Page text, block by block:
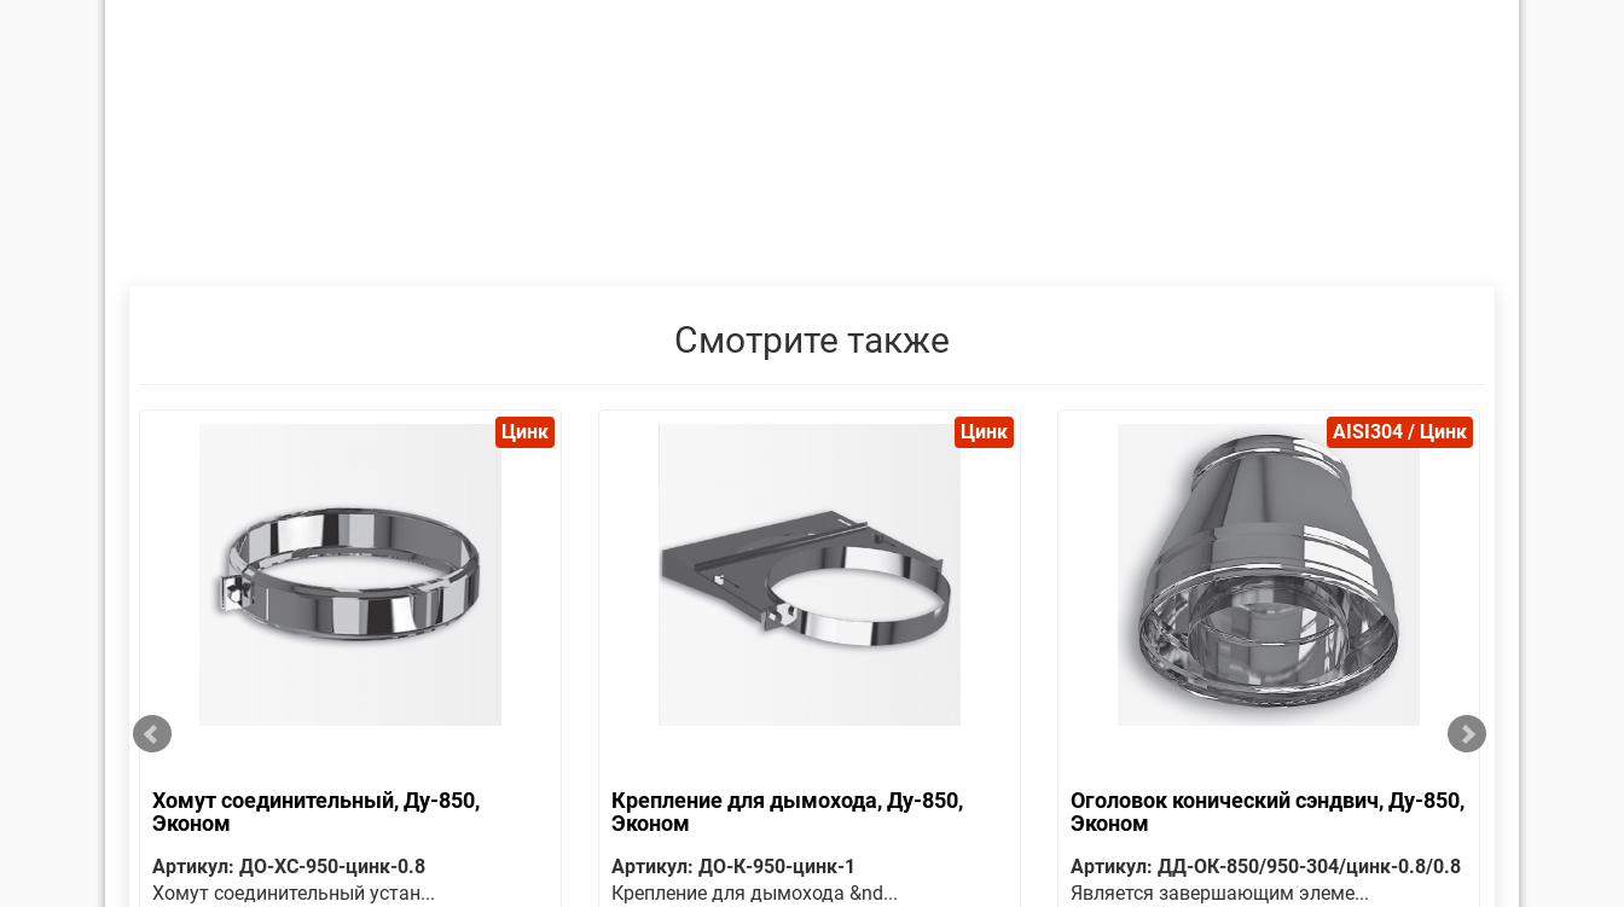
Смотрите также
Цинк
Хомут соединительный, Ду-850,
Эконом
Артикул: ДО-ХС-950-цинк-0.8
Хомут соединительный устан...
Цинк
Крепление для дымохода, Ду-850,
Эконом
Артикул: ДО-К-950-цинк-1
Крепление для дымохода &nd...
AISI304 / Цинк
Оголовок конический сэндвич, Ду-850,
Эконом
Артикул: ДД-ОК-850/950-304/цинк-0.8/0.8
Является завершающим элеме...